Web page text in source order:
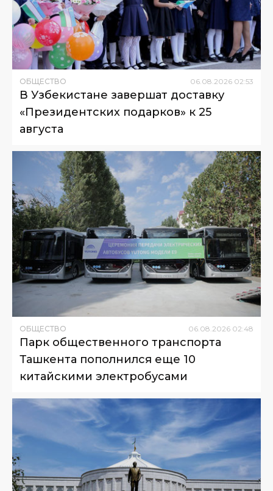
ОБЩЕСТВО 06.08.2026 02:53
В Узбекистане завершат доставку
«Президентских подарков» к 25
августа
ОБЩЕСТВО 06.08.2026 02:48
Парк общественного транспорта
Ташкента пополнился еще 10
китайскими электробусами